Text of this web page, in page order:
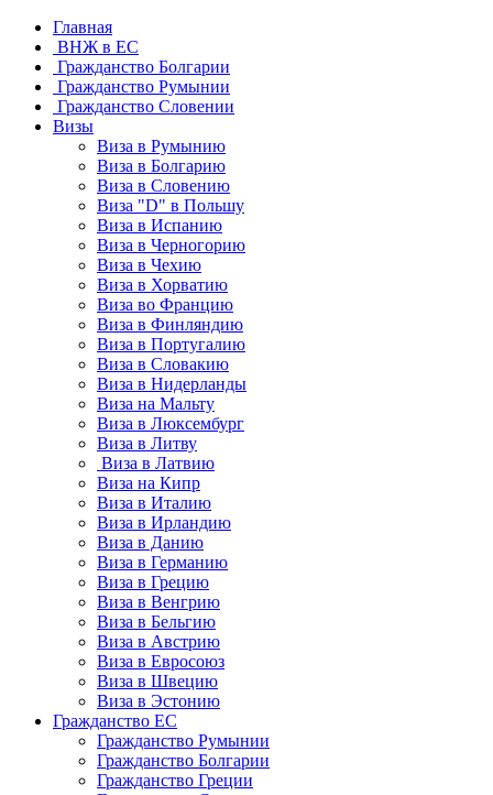
Главная
ВНЖ в ЕС
Гражданство Болгарии
Гражданство Румынии
Гражданство Словении
Визы
Виза в Румынию
Виза в Болгарию
Виза в Словению
Виза "D" в Польшу
Виза в Испанию
Виза в Черногорию
Виза в Чехию
Виза в Хорватию
Виза во Францию
Виза в Финляндию
Виза в Португалию
Виза в Словакию
Виза в Нидерланды
Виза на Мальту
Виза в Люксембург
Виза в Литву
Виза в Латвию
Виза на Кипр
Виза в Италию
Виза в Ирландию
Виза в Данию
Виза в Германию
Виза в Грецию
Виза в Венгрию
Виза в Бельгию
Виза в Австрию
Виза в Евросоюз
Виза в Швецию
Виза в Эстонию
Гражданство ЕС
Гражданство Румынии
Гражданство Болгарии
Гражданство Греции